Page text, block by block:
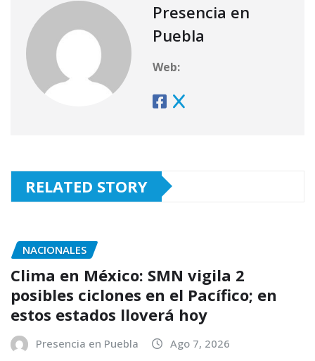
Presencia en
Puebla
Web:
RELATED STORY
NACIONALES
Clima en México: SMN vigila 2
posibles ciclones en el Pacífico; en
estos estados lloverá hoy
Presencia en Puebla Ago 7, 2026